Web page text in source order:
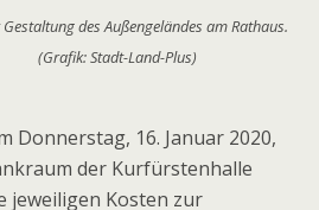
des Außengeländes am Rathaus.
(Grafik: Stadt-Land-Plus)
Donnerstag, 16. Januar 2020,
der Kurfürstenhalle
jeweiligen Kosten zur